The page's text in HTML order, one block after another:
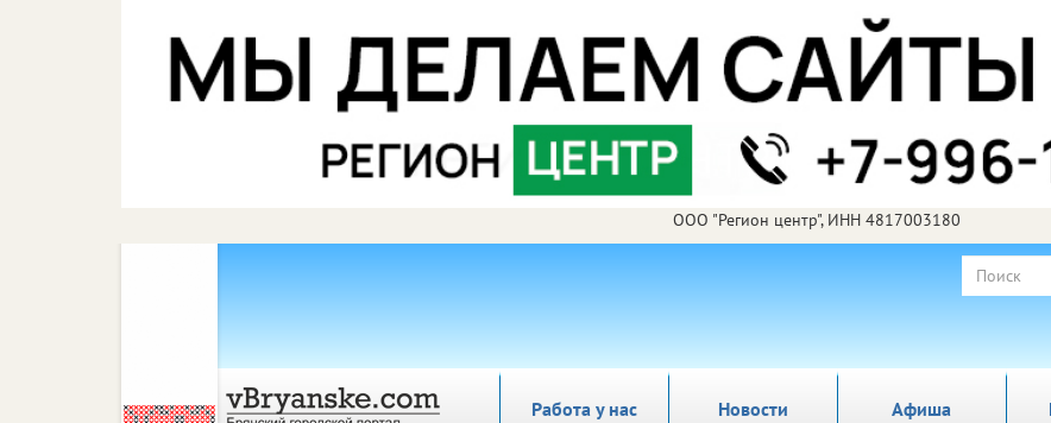
ООО "Регион центр", ИНН 4817003180
Работа у нас Новости Афиша